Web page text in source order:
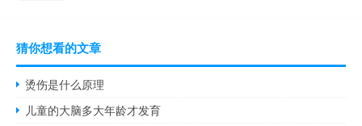
猜你想看的文章
烫伤是什么原理
儿童的大脑多大年龄才发育